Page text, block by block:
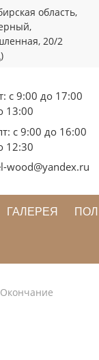
область,
20/2
)
с 9:00 до 17:00
13:00
с 9:00 до 16:00
12:30
wood@yandex.ru
ГАЛЕРЕЯ
Окончание